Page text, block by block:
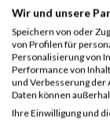
19727
20023
Eva
19461
19665
19703
Wir und unsere
Speichern von oder
von Profilen für
Personalisierung von
Performance von
und Verbesserung der
Daten können
Ihre Einwilligung und